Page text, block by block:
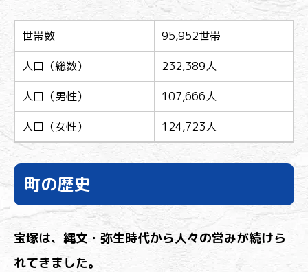
世帯数
95,952世帯
人口（総数）
232,389人
人口（男性）
107,666人
人口（女性）
124,723人
町の歴史
宝塚は、縄文・弥生時代から人々の営みが続けら
れてきました。